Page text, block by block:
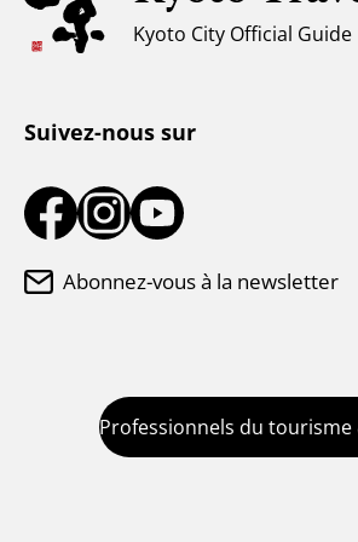
Centre d'information touristique
Kyoto City Official Guide
Suivez-nous sur
Abonnez-vous à la newsletter
Professionnels du tourisme